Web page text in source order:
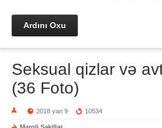
Ardını Oxu
Seksual qizlar və
(36 Foto)
2018 yan 9 10534